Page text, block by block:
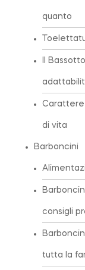
quanto
Il
Carattere
di vita
Barboncini
consigli
tutta la